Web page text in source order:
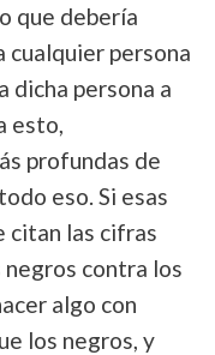
que debería
cualquier persona
dicha persona a
esto,
profundas de
eso. Si esas
citan las cifras
negros contra los
algo con
los negros, y